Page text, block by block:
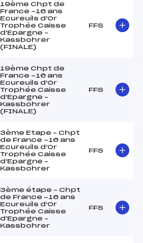
19ème Chpt de
France -16 ans
Ecureuils d'Or
Trophée Caisse
d'Epargne –
Kassbohrer
(FINALE)
FFS
19ème Chpt de
France -16 ans
Ecureuils d'Or
Trophée Caisse
d'Epargne –
Kassbohrer
(FINALE)
FFS
3ème Etape – Chpt
de France -16 ans
Ecureuils d'Or
Trophée Caisse
d'Epargne –
Kassbohrer
FFS
3ème étape – Chpt
de France -16 ans
Ecureuils d'Or
Trophée Caisse
d'Epargne –
Kassbohrer
FFS